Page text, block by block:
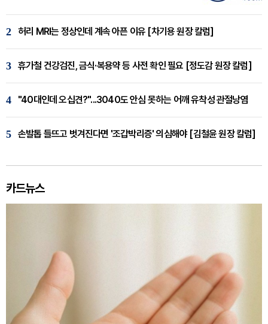
2 허리 MRI는 정상인데 계속 아픈 이유 [차기용 원장 칼럼]
3 휴가철 건강검진, 금식·복용약 등 사전 확인 필요 [정도감 원장 칼럼]
4 "40대인데 오십견?"...3040도 안심 못하는 어깨 유착성 관절낭염
5 손발톱 들뜨고 벗겨진다면 '조갑박리증' 의심해야 [김철윤 원장 칼럼]
카드뉴스